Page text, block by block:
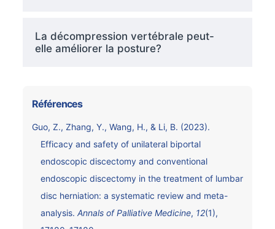
La décompression vertébrale peut-
elle améliorer la posture?
Références
Guo, Z., Zhang, Y., Wang, H., & Li, B. (2023).
Efficacy and safety of unilateral biportal
endoscopic discectomy and conventional
endoscopic discectomy in the treatment of lumbar
disc herniation: a systematic review and meta-
analysis. Annals of Palliative Medicine, 12(1),